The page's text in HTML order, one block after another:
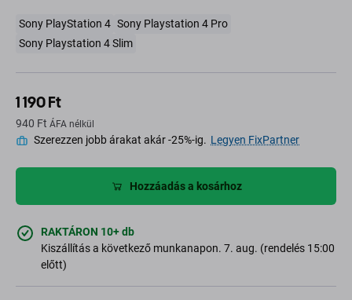
Sony PlayStation 4 Sony Playstation 4 Pro
Sony Playstation 4 Slim
1 190 Ft
940 Ft ÁFA nélkül
Szerezzen jobb árakat akár -25%-ig. Legyen FixPartner
Hozzáadás a kosárhoz
RAKTÁRON 10+ db
Kiszállítás a következő munkanapon. 7. aug. (rendelés 15:00
előtt)